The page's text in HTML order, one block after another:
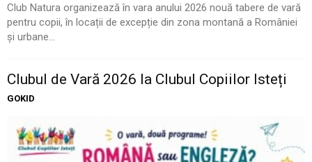
Club Natura organizează în vara anului 2026 nouă tabere de vară
pentru copii, în locații de excepție din zona montană a României
și urbane...
Clubul de Vară 2026 la Clubul Copiilor Isteți
GOKID